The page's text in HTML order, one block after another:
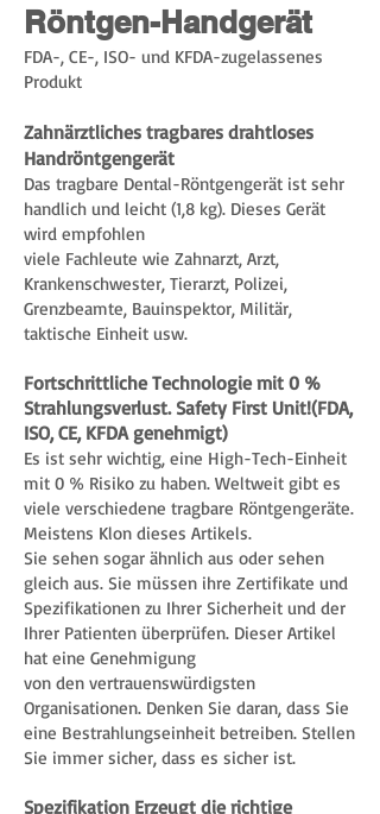
Röntgen-Handgerät
FDA-, CE-, ISO- und KFDA-zugelassenes
Produkt
Zahnärztliches tragbares drahtloses
Handröntgengerät
Das tragbare Dental-Röntgengerät ist sehr
handlich und leicht (1,8 kg). Dieses Gerät
wird empfohlen
viele Fachleute wie Zahnarzt, Arzt,
Krankenschwester, Tierarzt, Polizei,
Grenzbeamte, Bauinspektor, Militär,
taktische Einheit usw.
Fortschrittliche Technologie mit 0 %
Strahlungsverlust. Safety First Unit!(FDA,
ISO, CE, KFDA genehmigt)
Es ist sehr wichtig, eine High-Tech-Einheit
mit 0 % Risiko zu haben. Weltweit gibt es
viele verschiedene tragbare Röntgengeräte.
Meistens Klon dieses Artikels.
Sie sehen sogar ähnlich aus oder sehen
gleich aus. Sie müssen ihre Zertifikate und
Spezifikationen zu Ihrer Sicherheit und der
Ihrer Patienten überprüfen. Dieser Artikel
hat eine Genehmigung
von den vertrauenswürdigsten
Organisationen. Denken Sie daran, dass Sie
eine Bestrahlungseinheit betreiben. Stellen
Sie immer sicher, dass es sicher ist.
Spezifikation Erzeugt die richtige